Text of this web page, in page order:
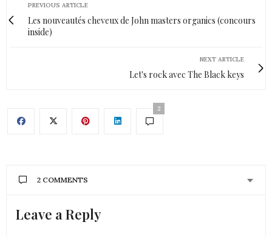
PREVIOUS ARTICLE
Les nouveautés cheveux de John masters organics (concours
inside)
NEXT ARTICLE
Let's rock avec The Black keys
2
2 COMMENTS
MARJORIE HIRTZ
Une nouvelle, car je ne connaissais pas mais elle à
Leave a Reply